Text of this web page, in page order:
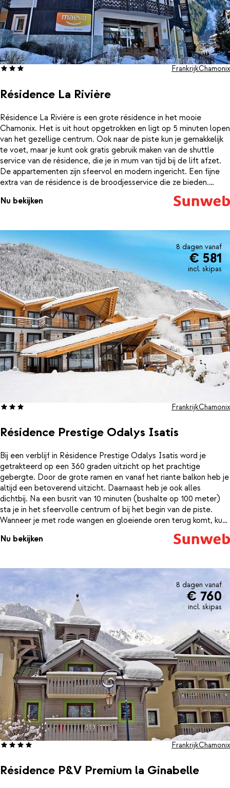
Résidence La Rivière
FrankrijkChamonix
Résidence La Rivière is een grote résidence in het mooie
Chamonix. Het is uit hout opgetrokken en ligt op 5 minuten lopen
van het gezellige centrum. Ook naar de piste kun je gemakkelijk
te voet, maar je kunt ook gratis gebruik maken van de shuttle
service van de résidence, die je in mum van tijd bij de lift afzet.
De appartementen zijn sfeervol en modern ingericht. Een fijne
extra van de résidence is de broodjesservice die ze bieden.
Hiermee geef je een dag vantevoren alvast je favoriete broodjes
door, zodat je ze de volgende ochtend vers af kan halen bij de
Nu bekijken
8 dagen vanaf
€ 581
incl. skipas
Résidence Prestige Odalys Isatis
FrankrijkChamonix
Bij een verblijf in Résidence Prestige Odalys Isatis word je
getrakteerd op een 360 graden uitzicht op het prachtige
gebergte. Door de grote ramen en vanaf het riante balkon heb je
altijd een betoverend uitzicht. Daarnaast heb je ook alles
dichtbij. Na een busrit van 10 minuten (bushalte op 100 meter)
sta je in het sfeervolle centrum of bij het begin van de piste.
Wanneer je met rode wangen en gloeiende oren terug komt, kun
je daarna bijtanken in het bubbelbad, sauna of zwembad.
Nu bekijken
8 dagen vanaf
€ 760
incl. skipas
Résidence P&V Premium la Ginabelle
FrankrijkChamonix